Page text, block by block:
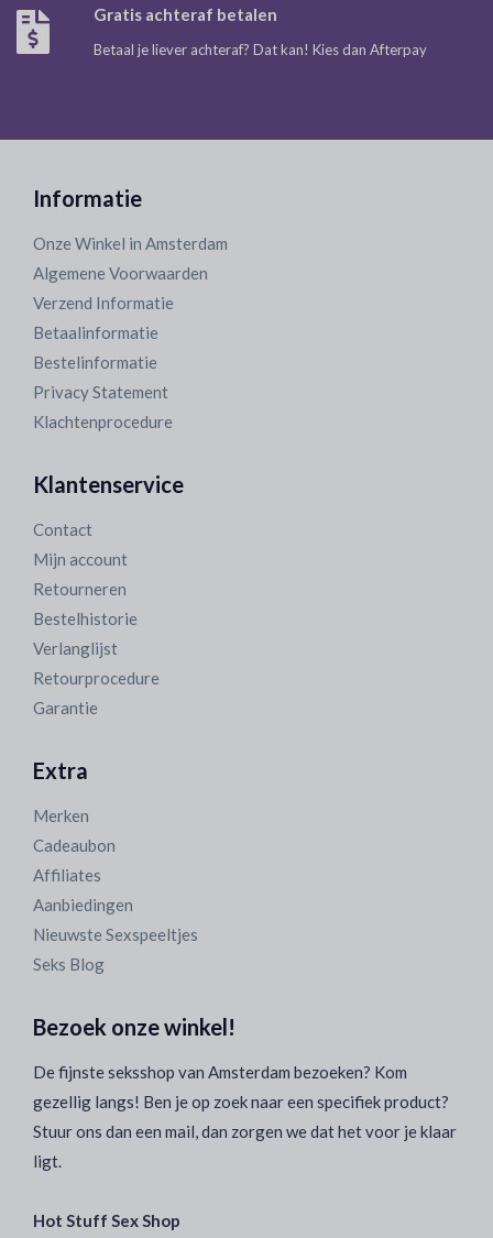
Gratis achteraf betalen
Betaal je liever achteraf? Dat kan! Kies dan Afterpay
Informatie
Onze Winkel in Amsterdam
Algemene Voorwaarden
Verzend Informatie
Betaalinformatie
Bestelinformatie
Privacy Statement
Klachtenprocedure
Klantenservice
Contact
Mijn account
Retourneren
Bestelhistorie
Verlanglijst
Retourprocedure
Garantie
Extra
Merken
Cadeaubon
Affiliates
Aanbiedingen
Nieuwste Sexspeeltjes
Seks Blog
Bezoek onze winkel!
De fijnste seksshop van Amsterdam bezoeken? Kom
gezellig langs! Ben je op zoek naar een specifiek product?
Stuur ons dan een mail, dan zorgen we dat het voor je klaar
ligt.
Hot Stuff Sex Shop